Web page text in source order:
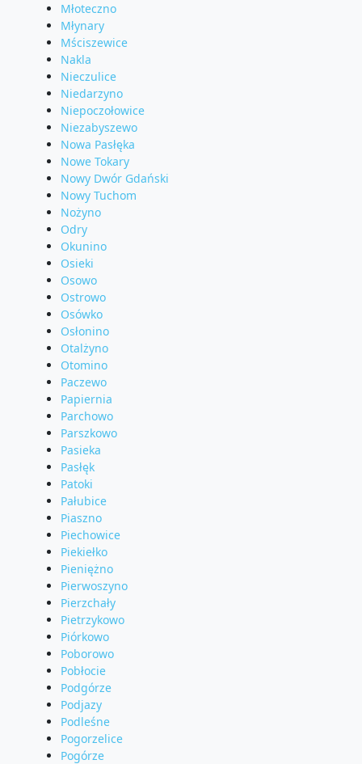
Młoteczno
Młynary
Mściszewice
Nakla
Nieczulice
Niedarzyno
Niepoczołowice
Niezabyszewo
Nowa Pasłęka
Nowe Tokary
Nowy Dwór Gdański
Nowy Tuchom
Nożyno
Odry
Okunino
Osieki
Osowo
Ostrowo
Osówko
Osłonino
Otalżyno
Otomino
Paczewo
Papiernia
Parchowo
Parszkowo
Pasieka
Pasłęk
Patoki
Pałubice
Piaszno
Piechowice
Piekiełko
Pieniężno
Pierwoszyno
Pierzchały
Pietrzykowo
Piórkowo
Poborowo
Pobłocie
Podgórze
Podjazy
Podleśne
Pogorzelice
Pogórze